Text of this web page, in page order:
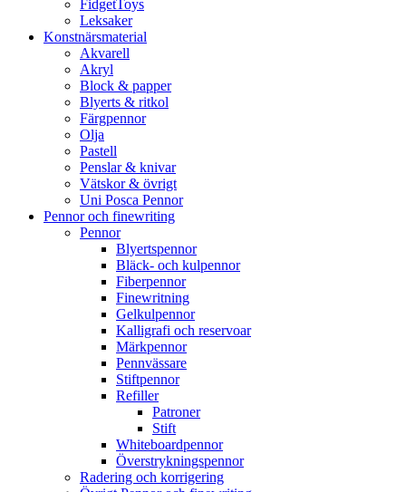
FidgetToys
Leksaker
Konstnärsmaterial
Akvarell
Akryl
Block & papper
Blyerts & ritkol
Färgpennor
Olja
Pastell
Penslar & knivar
Vätskor & övrigt
Uni Posca Pennor
Pennor och finewriting
Pennor
Blyertspennor
Bläck- och kulpennor
Fiberpennor
Finewritning
Gelkulpennor
Kalligrafi och reservoar
Märkpennor
Pennvässare
Stiftpennor
Refiller
Patroner
Stift
Whiteboardpennor
Överstrykningspennor
Radering och korrigering